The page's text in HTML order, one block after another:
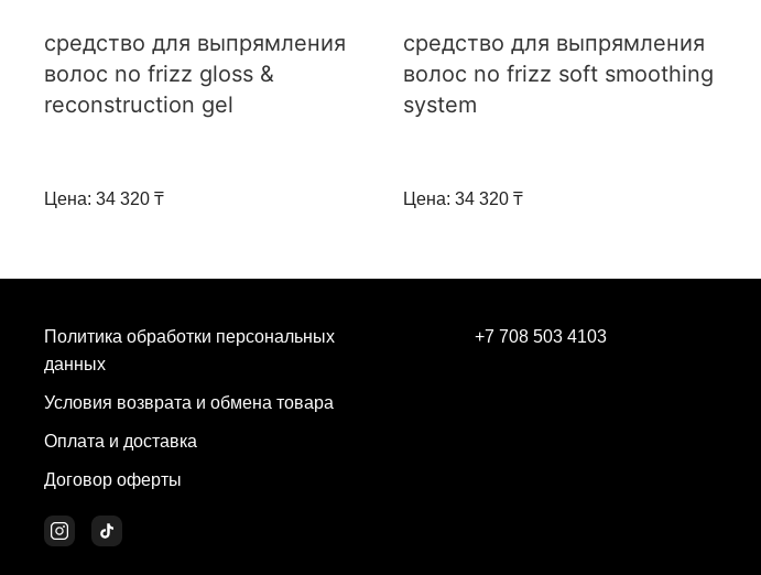
средство для выпрямления
волос no frizz gloss &
reconstruction gel
Цена: 34 320 ₸
средство для выпрямления
волос no frizz soft smoothing
system
Цена: 34 320 ₸
Политика обработки персональных
данных
Условия возврата и обмена товара
Оплата и доставка
Договор оферты
+7 708 503 4103